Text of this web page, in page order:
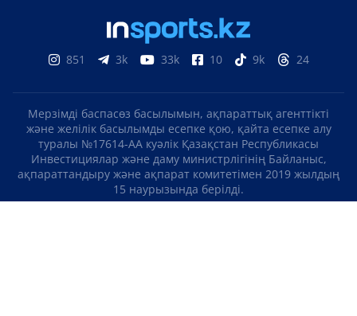
851 3k 33k 10 9k 24
Мерзімді баспасөз басылымын, ақпараттық агенттікті
және желілік басылымды есепке қою, қайта есепке алу
туралы №17614-АА куәлік Қазақстан Республикасы
Инвестициялар және даму министрлігінің Байланыс,
ақпараттандыру және ақпарат комитетімен 2019 жылдың
15 наурызында берілді.